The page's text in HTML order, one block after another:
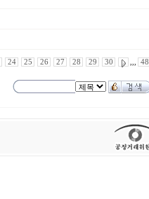
24 25 26 27 28 29 30 ,,, 48